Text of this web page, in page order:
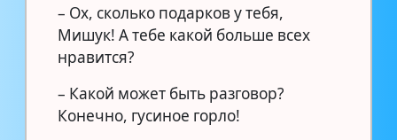
– Ох, сколько подарков у тебя,
Мишук! А тебе какой больше всех
нравится?
– Какой может быть разговор?
Конечно, гусиное горло!